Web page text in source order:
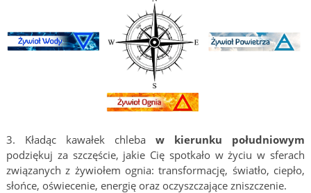
3. Kładąc kawałek chlebaw kierunku południowym
podziękuj za szczęście, jakie Cię spotkało w życiu w sferach
związanych z żywiołem ognia: transformację, światło, ciepło,
słońce, oświecenie, energię oraz oczyszczające zniszczenie.